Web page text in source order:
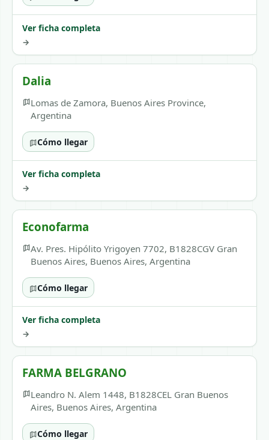
Ver ficha completa
→
Dalia
Lomas de Zamora, Buenos Aires Province,
Argentina
Cómo llegar
Ver ficha completa
→
Econofarma
Av. Pres. Hipólito Yrigoyen 7702, B1828CGV Gran
Buenos Aires, Buenos Aires, Argentina
Cómo llegar
Ver ficha completa
→
FARMA BELGRANO
Leandro N. Alem 1448, B1828CEL Gran Buenos
Aires, Buenos Aires, Argentina
Cómo llegar